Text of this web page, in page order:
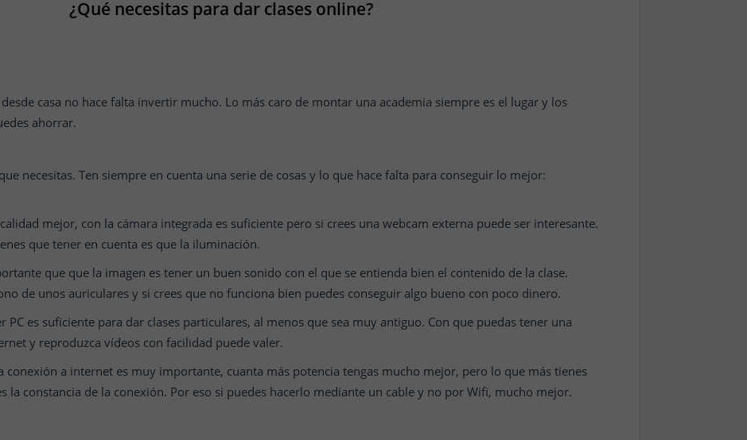
¿Qué necesitas para dar clases online?
casa no hace falta invertir mucho. Lo más caro de montar una academia siempre es el lugar y los
ahorrar.
necesitas. Ten siempre en cuenta una serie de cosas y lo que hace falta para conseguir lo mejor:
mejor, con la cámara integrada es suficiente pero si crees una webcam externa puede ser interesante.
que tener en cuenta es que la iluminación.
que que la imagen es tener un buen sonido con el que se entienda bien el contenido de la clase.
de unos auriculares y si crees que no funciona bien puedes conseguir algo bueno con poco dinero.
PC es suficiente para dar clases particulares, al menos que sea muy antiguo. Con que puedas tener una
y reproduzca vídeos con facilidad puede valer.
conexión a internet es muy importante, cuanta más potencia tengas mucho mejor, pero lo que más tienes
la constancia de la conexión. Por eso si puedes hacerlo mediante un cable y no por Wifi, mucho mejor.